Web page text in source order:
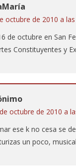
octubre de 2010 a las
de octubre en San
Constituyentes y
octubre de 2010 a
ese k no cesa se
un poco,